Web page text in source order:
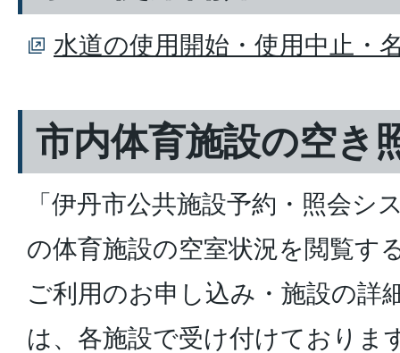
水道の使用開始・使用中止・
市内体育施設の空き
「伊丹市公共施設予約・照会シ
の体育施設の空室状況を閲覧す
ご利用のお申し込み・施設の詳
は、各施設で受け付けておりま